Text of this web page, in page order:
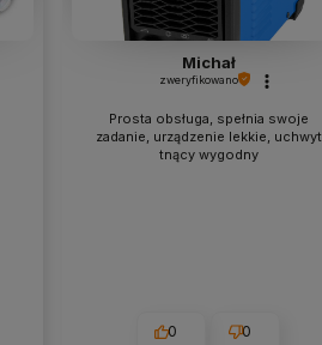
Michał
zweryfikowano
Prosta obsługa, spełnia swoje
zadanie, urządzenie lekkie, uchwyt
tnący wygodny
0 0